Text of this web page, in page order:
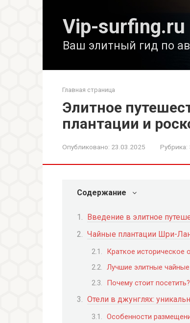
Vip-surfing.ru
Ваш элитный гид по
Главная страница
Элитное
плантации и
Опубликовано: 23.03.2025 Рубрика:
Содержание
Введение в элитное
Чайные плантации Шри-
Краткое историческое
Лучшие элитные чайные
Почему стоит посетить?
Отели в джунглях:
Особенности